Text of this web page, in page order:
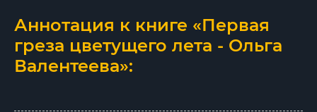
Аннотация к книге «Первая
греза цветущего лета - Ольга
Валентеева»: